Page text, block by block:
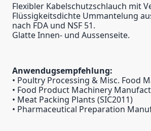
Flexibler Kabelschutzschlauch mit
Flüssigkeitsdichte Ummantelung
nach FDA und NSF 51.
Glatte Innen- und Aussenseite.
Anwendugsempfehlung:
• Poultry Processing & Misc. Food
• Food Product Machinery
• Meat Packing Plants (SIC2011)
• Pharmaceutical Preparation